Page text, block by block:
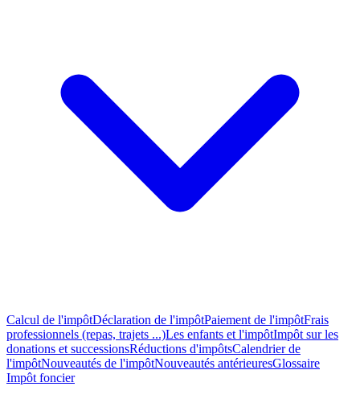
Calcul de l'impôtDéclaration de l'impôtPaiement de l'impôtFrais
professionnels (repas, trajets ...)Les enfants et l'impôtImpôt sur les
donations et successionsRéductions d'impôtsCalendrier de
l'impôtNouveautés de l'impôtNouveautés antérieuresGlossaire
Impôt foncier